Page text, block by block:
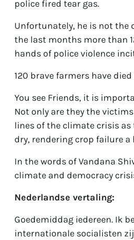
police fired tear gas.
Unfortunately, he is not the
the last months more than
hands of police violence
120 brave farmers have
You see Friends, it is
Not only are they the
lines of the climate crisis
dry, rendering crop failure a
In the words of Vandana
climate and democracy
Nederlandse vertaling:
Goedemiddag iedereen. Ik
internationale socialisten